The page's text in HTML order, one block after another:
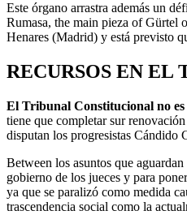
Este órgano arrastra además un
Rumasa, the main pieza of Gürtel
Henares (Madrid) y está previsto
RECURSOS EN EL
El Tribunal Constitucional no
tiene que completar sur
disputan los progresistas Cándido
Between los asuntos que
gobierno de los jueces y para
ya que se paralizó como medida
trascendencia social como la